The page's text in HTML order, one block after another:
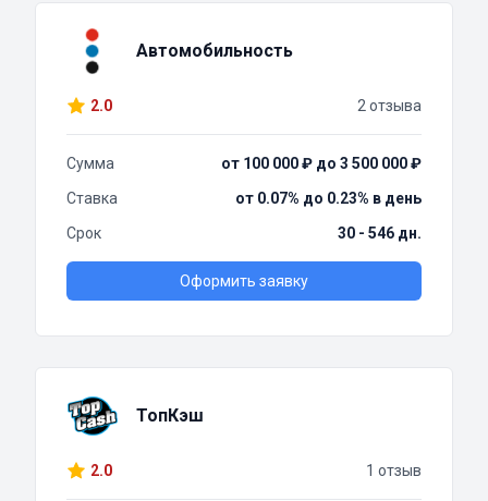
Автомобильность
2.0 2 отзыва
Сумма
от 100 000 ₽ до 3 500 000 ₽
Ставка
от 0.07% до 0.23% в день
Срок
30 - 546 дн.
Оформить заявку
ТопКэш
2.0 1 отзыв